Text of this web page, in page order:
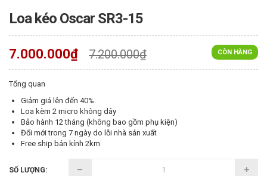
Loa kéo Oscar SR3-15
CÒN HÀNG
7.000.000₫ 7.200.000₫
Tổng quan
Giảm giá lên đến 40%.
Loa kèm 2 micro không dây
Bảo hành 12 tháng (không bao gồm phụ kiện)
Đổi mới trong 7 ngày do lỗi nhà sản xuất
Free ship bán kính 2km
SỐ LƯỢNG: